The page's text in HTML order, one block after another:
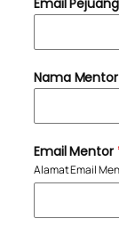
Nama
Email Mentor
Alamat Email